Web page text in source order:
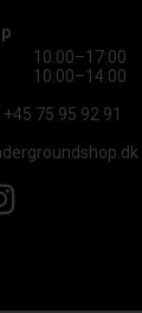
10:00–17:00
10:00–14:00
+45 75 95 92 91
Instagram